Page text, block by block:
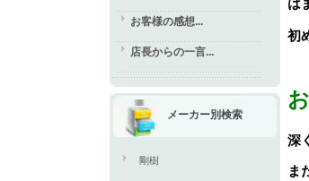
お客様の感想...
店長からの一言...
メーカー別検索
剛樹
は
初
深
ま